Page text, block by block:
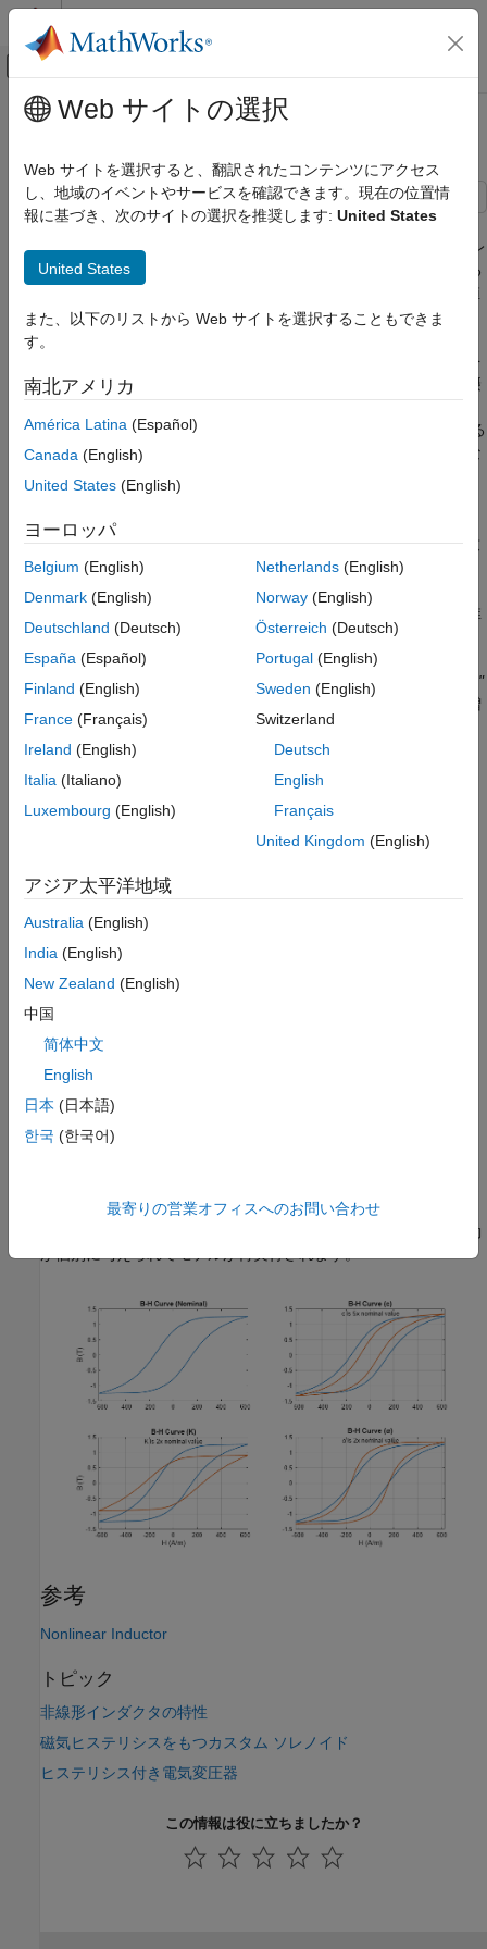
コンテンツへスキップ
オフキャンバス ナビゲーション メ
ドキュメンテーションのホーム
Simscape Electrical
用途
デバイス特性の評価
ヒステリシスをもつインダクタ
項目一覧
Simscape ログからのシミュレーション結果
参考
メインコンテンツ
ヒステリシスをもつインダクタ
この例では、Jiles-Atherton 磁気ヒステリシス方程式の方程式係
数の変更が、結果の B-H 曲線に与える影響を示します。シミュレ
ーション パラメーターは、4 回の完全な AC サイクルを実行する
ように構成されており、磁場の強さ (H) と磁束密度 (B) の初期値
はどちらもゼロに設定されています。
非ヒステリシス曲線の形状を設定するパラメーターに対して値を
選択することは比較的簡単なので、これらのパラメーターには摂
複数の方法で影響を与えており、ノミナル B-H 曲線と一致させる
ために通常は数回の反復が必要です。次の手順が良い開始点とな
1. B=H=0 で開始する際に、c を調整して初期勾配に一致させま
す。c が 1 に近づくと、勾配が非ヒステリシス曲線の勾配に一致
します。c を小さくすると、初期勾配が減少します。
軸切片を得ます。K の良好な初期推
定は、目的の切片の実際の値です。
3. アルファを (1e-6 のような値から始めて) 徐々に増加させ、
"B"
軸切片を微調整します。アルファを大きくすると、切片の値が増
加します。
モデル
Simscape ログからのシミュレーション結果
す。モデルは Jiles-Atherton ヒステリシス方程式係数の一連のノ
ミナル値を使用してシミュレーションされ、その後各係数に摂動
が個別に与えられてモデルが再実行されます。
参考
Nonlinear Inductor
トピック
非線形インダクタの特性
磁気ヒステリシスをもつカスタム ソレノイド
ヒステリシス付き電気変圧器
この情報は役に立ちましたか？
Web サイトの選択
Web サイトを選択すると、翻訳されたコンテンツにアクセス
し、地域のイベントやサービスを確認できます。現在の位置情
報に基づき、次のサイトの選択を推奨します: United States
United States
また、以下のリストから Web サイトを選択することもできま
す。
南北アメリカ
América Latina (Español)
Canada (English)
United States (English)
ヨーロッパ
Belgium (English)
Denmark (English)
Deutschland (Deutsch)
España (Español)
Finland (English)
France (Français)
Ireland (English)
Italia (Italiano)
Luxembourg (English)
Netherlands(English)
Norway(English)
Österreich (Deutsch)
Portugal(English)
Sweden (English)
Switzerland
Deutsch
English
Français
United Kingdom (English)
アジア太平洋地域
Australia (English)
India (English)
New Zealand (English)
中国
简体中文
English
日本 (日本語)
한국 (한국어)
最寄りの営業オフィスへのお問い合わせ